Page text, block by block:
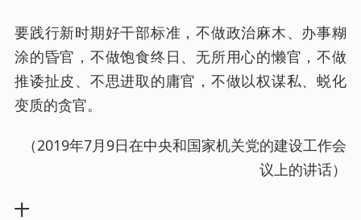
要践行新时期好干部标准，不做政治麻木、办事糊
涂的昏官，不做饱食终日、无所用心的懒官，不做
推诿扯皮、不思进取的庸官，不做以权谋私、蜕化
变质的贪官。
（2019年7月9日在中央和国家机关党的建设工作会
议上的讲话）
十